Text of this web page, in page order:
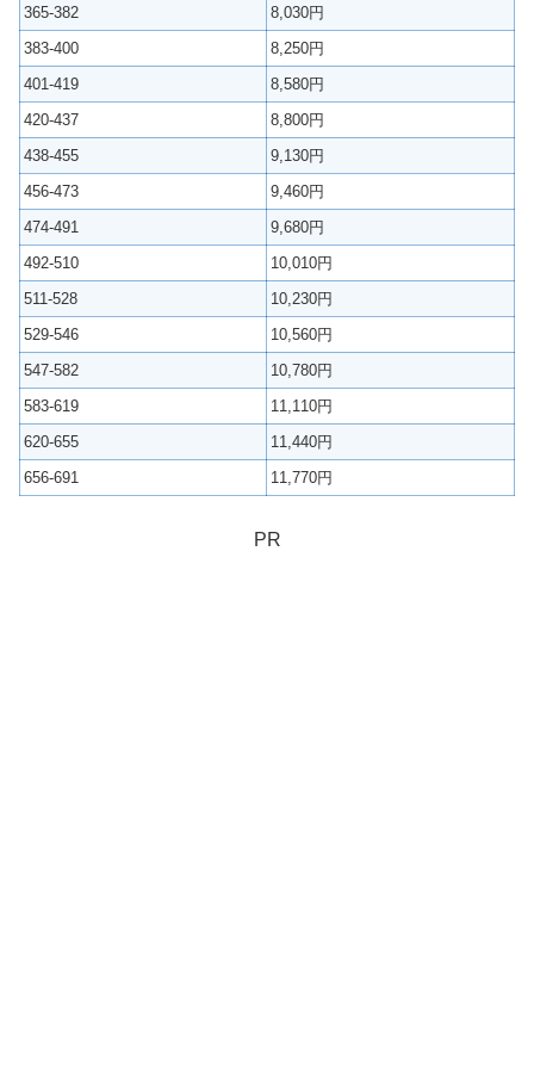
365-382
8,030円
383-400
8,250円
401-419
8,580円
420-437
8,800円
438-455
9,130円
456-473
9,460円
474-491
9,680円
492-510
10,010円
511-528
10,230円
529-546
10,560円
547-582
10,780円
583-619
11,110円
620-655
11,440円
656-691
11,770円
PR